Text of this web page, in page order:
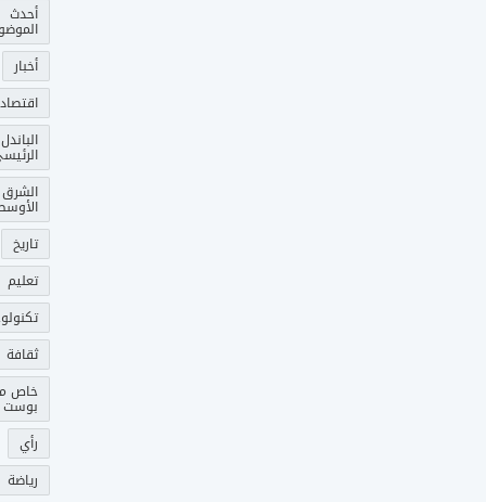
أحدث
أخبار
اقتصاد
الباندل
الشرق
تاريخ
تعليم
ثقافة
خاص
بوست
رأي
رياضة